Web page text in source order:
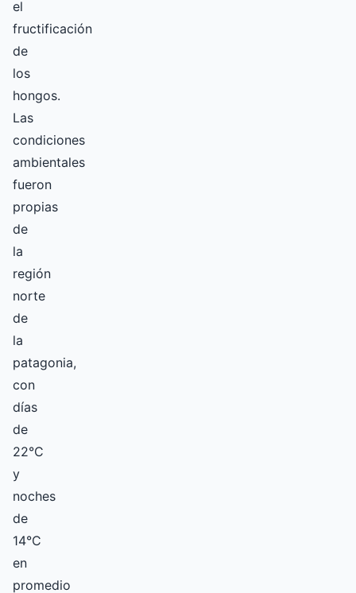
el
fructificación
de
los
hongos.
Las
condiciones
ambientales
fueron
propias
de
la
región
norte
de
la
patagonia,
con
días
de
22°C
y
noches
de
14°C
en
promedio